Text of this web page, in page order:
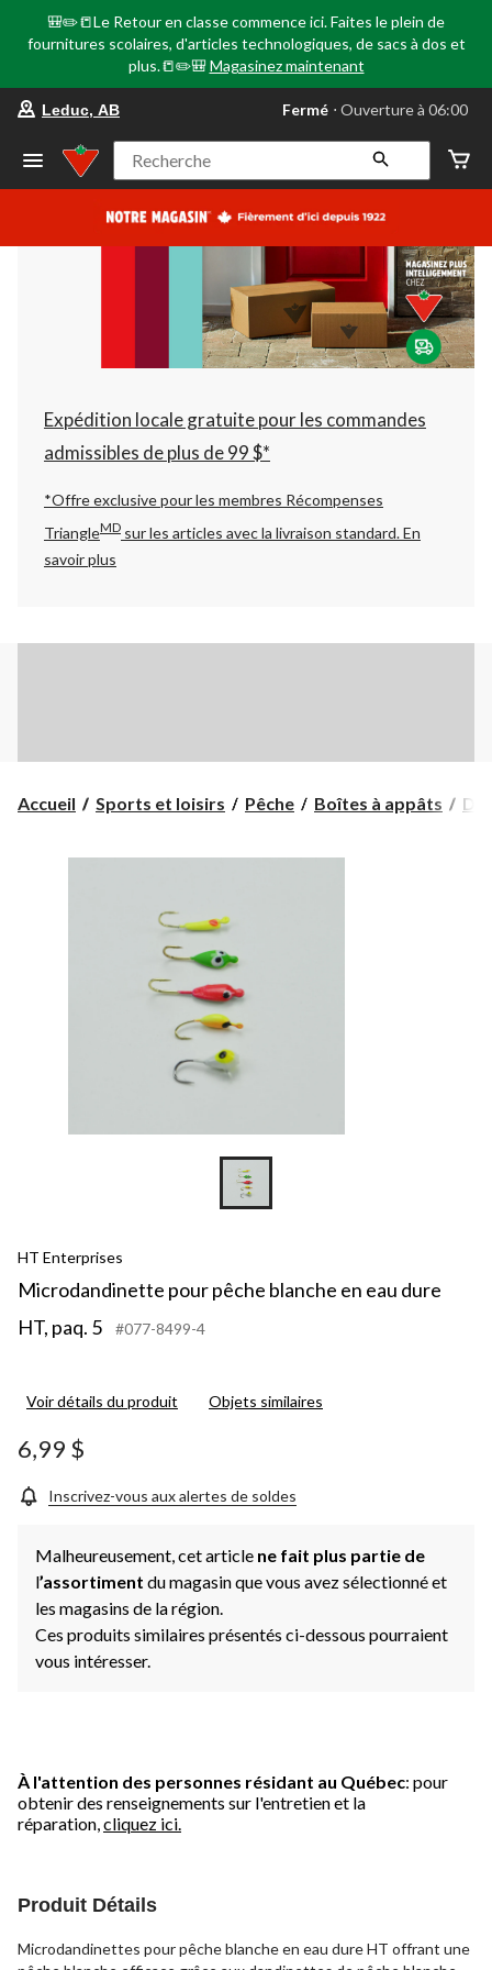
🎒✏️📒Le Retour en classe commence ici. Faites le plein de
fournitures scolaires, d'articles technologiques, de sacs à dos et
plus.📒✏️🎒 Magasinez maintenant
votre
préféré
Leduc,
AB,
courament
Ouverture
à
06:00
cliquer
pour
changer
Leduc, AB Fermé ⋅ Ouverture à 06:00
Recherche
Expédition locale gratuite pour les commandes
admissibles de plus de 99 $*
*Offre exclusive pour les membres Récompenses
TriangleMD sur les articles avec la livraison standard.En
savoir plus
Accueil Sports et loisirs Pêche Boîtes à appâts
HT Enterprises
Microdandinette pour pêche blanche en eau dure
HT, paq. 5
#077-8499-4
Voir détails du produit Objets similaires
6,99 $
Inscrivez-vous aux alertes de soldes
Malheureusement, cet article ne fait plus partie de
l’assortiment du magasin que vous avez sélectionné et
les magasins de la région.
Ces produits similaires présentés ci-dessous pourraient
vous intéresser.
À l'attention des personnes résidant au Québec: pour
obtenir des renseignements sur l'entretien et la
réparation, cliquez ici.
Produit Détails
Microdandinettes pour pêche blanche en eau dure HT offrant une